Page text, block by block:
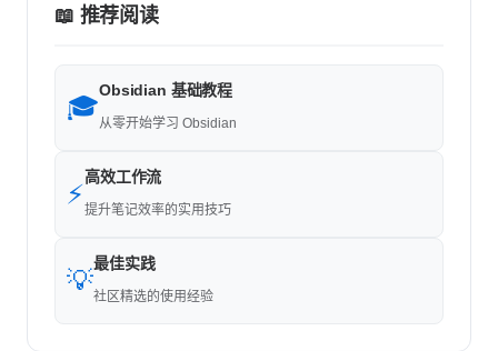
📖 推荐阅读
🎓
Obsidian 基础教程
从零开始学习 Obsidian
⚡
高效工作流
提升笔记效率的实用技巧
💡
最佳实践
社区精选的使用经验